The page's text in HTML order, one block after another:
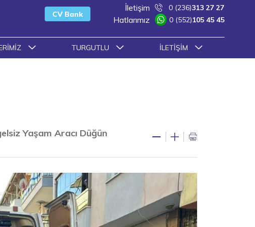
TURGUTLU İLETIŞIM
CV Bank
İletişim 0 (236)313 27 27
Hatlarımız 0 (552)105 45 45
Yaşam Aracı Düğün